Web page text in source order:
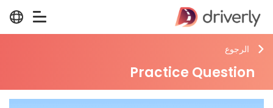
الرجوع
Practice Question